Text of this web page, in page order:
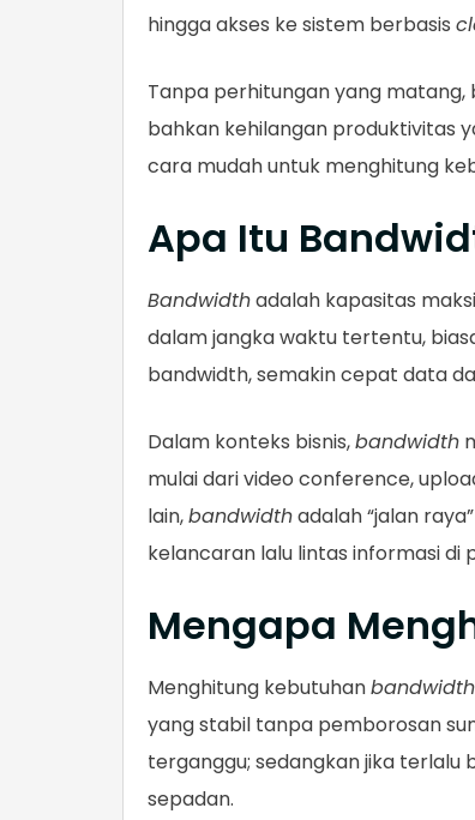
hingga akses ke sistem berbasis
Tanpa perhitungan yang matang,
bahkan kehilangan produktivitas
cara mudah untuk menghitung
Apa Itu
Bandwidthadalah kapasitas
dalam jangka waktu tertentu,
bandwidth, semakin cepat data
Dalam konteks bisnis,bandwidth
mulai dari video conference,
lain,bandwidthadalah “jalan
kelancaran lalu lintas informasi di
Mengapa
Menghitung kebutuhanbandwidth
yang stabil tanpa pemborosan
terganggu; sedangkan jika
sepadan.